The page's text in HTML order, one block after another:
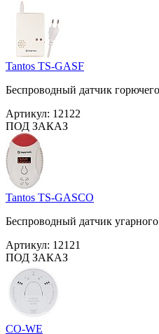
Tantos TS-GASF
Беспроводный датчик горючего
Артикул: 12122
ПОД ЗАКАЗ
Tantos TS-GASCO
Беспроводный датчик
Артикул: 12121
ПОД ЗАКАЗ
CO-WE